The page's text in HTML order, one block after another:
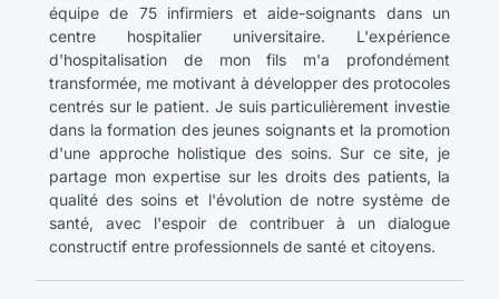
équipe de 75 infirmiers et aide-soignants dans un
centre hospitalier universitaire. L'expérience
d'hospitalisation de mon fils m'a profondément
transformée, me motivant à développer des protocoles
centrés sur le patient. Je suis particulièrement investie
dans la formation des jeunes soignants et la promotion
d'une approche holistique des soins. Sur ce site, je
partage mon expertise sur les droits des patients, la
qualité des soins et l'évolution de notre système de
santé, avec l'espoir de contribuer à un dialogue
constructif entre professionnels de santé et citoyens.